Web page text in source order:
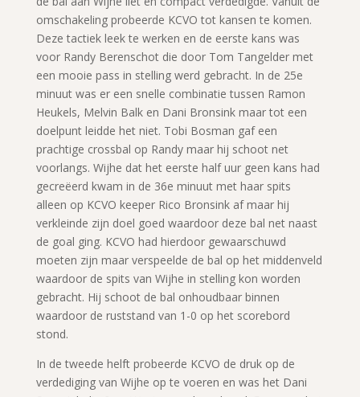
omschakeling probeerde KCVO tot kansen te komen.
Deze tactiek leek te werken en de eerste kans was
voor Randy Berenschot die door Tom Tangelder met
een mooie pass in stelling werd gebracht. In de 25e
minuut was er een snelle combinatie tussen Ramon
Heukels, Melvin Balk en Dani Bronsink maar tot een
doelpunt leidde het niet. Tobi Bosman gaf een
prachtige crossbal op Randy maar hij schoot net
voorlangs. Wijhe dat het eerste half uur geen kans had
gecreëerd kwam in de 36e minuut met haar spits
alleen op KCVO keeper Rico Bronsink af maar hij
verkleinde zijn doel goed waardoor deze bal net naast
de goal ging. KCVO had hierdoor gewaarschuwd
moeten zijn maar verspeelde de bal op het middenveld
waardoor de spits van Wijhe in stelling kon worden
gebracht. Hij schoot de bal onhoudbaar binnen
waardoor de ruststand van 1-0 op het scorebord
stond.
In de tweede helft probeerde KCVO de druk op de
verdediging van Wijhe op te voeren en was het Dani